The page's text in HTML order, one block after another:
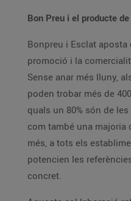
Bon Preu i el producte
Bonpreu i Esclat aposta
promoció i la
Sense anar més lluny,
poden trobar més de
quals un 80% són de
com també una majoria
més, a tots els
potencien les
concret.